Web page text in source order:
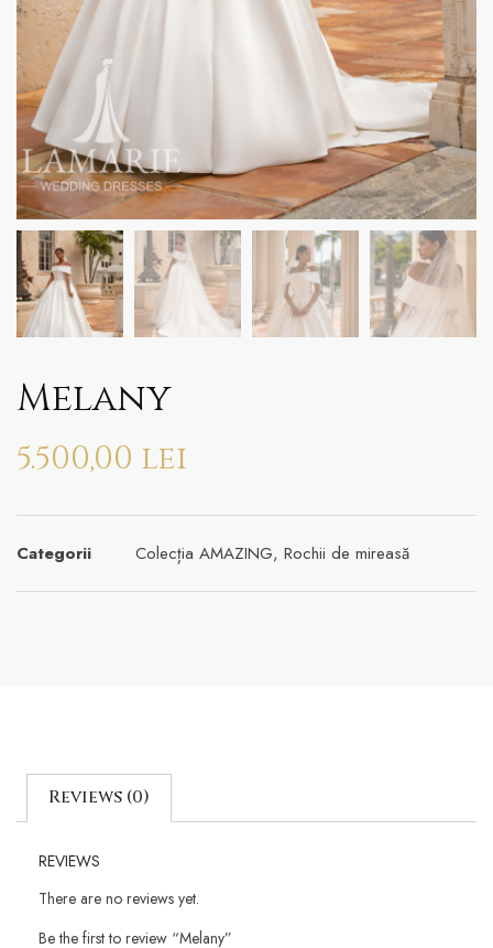
Melany
5.500,00 lei
Categorii Colecția AMAZING, Rochii de mireasă
Reviews (0)
REVIEWS
There are no reviews yet.
Be the first to review “Melany”